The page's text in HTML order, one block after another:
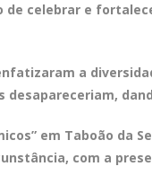
celebrar e
a
em Taboão da
com a